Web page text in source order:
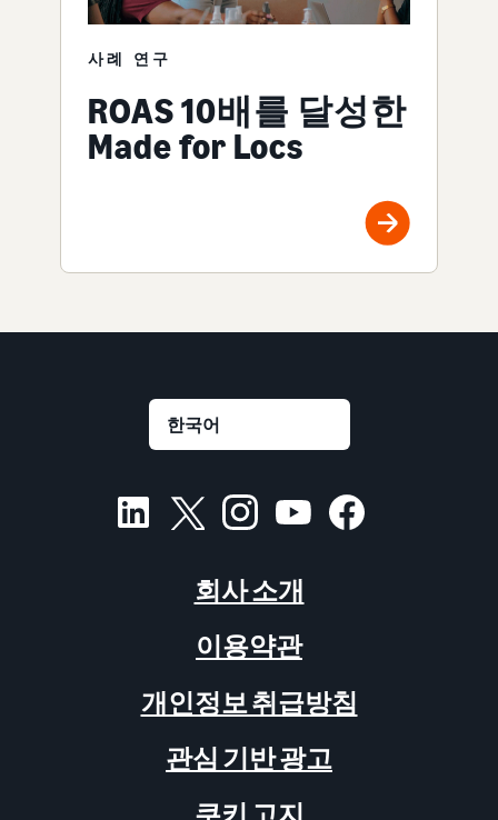
사례 연구
ROAS 10배를 달성한
Made for Locs
회사 소개
이용약관
개인정보 취급방침
관심 기반 광고